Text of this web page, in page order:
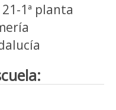
1ª planta